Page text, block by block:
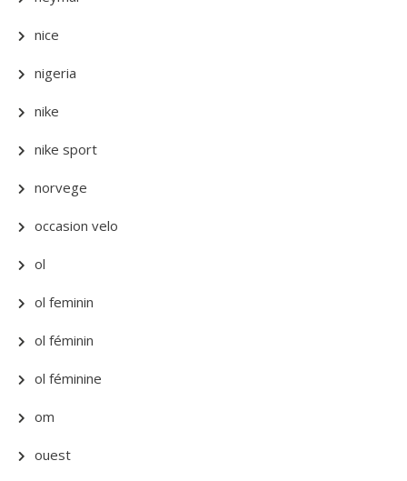
nice
nigeria
nike
nike sport
norvege
occasion velo
ol
ol feminin
ol féminin
ol féminine
om
ouest